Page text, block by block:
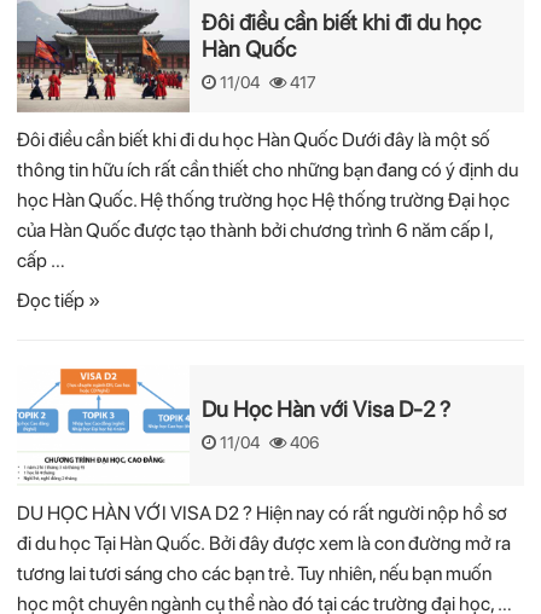
Đôi điều cần biết khi đi du học
Hàn Quốc
11/04 417
Đôi điều cần biết khi đi du học Hàn Quốc Dưới đây là một số
thông tin hữu ích rất cần thiết cho những bạn đang có ý định du
học Hàn Quốc. Hệ thống trường học Hệ thống trường Đại học
của Hàn Quốc được tạo thành bởi chương trình 6 năm cấp I,
cấp …
Đọc tiếp »
Du Học Hàn với Visa D-2 ?
11/04 406
DU HỌC HÀN VỚI VISA D2 ? Hiện nay có rất người nộp hồ sơ
đi du học Tại Hàn Quốc. Bởi đây được xem là con đường mở ra
tương lai tươi sáng cho các bạn trẻ. Tuy nhiên, nếu bạn muốn
học một chuyên ngành cụ thể nào đó tại các trường đại học, …